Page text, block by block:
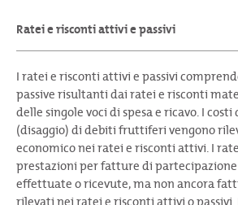
Ratei e risconti attivi e passivi
I ratei e risconti attivi e passivi
passive risultanti dai ratei e risconti
delle singole voci di spesa e ricavo. I costi
(disaggio) di debiti fruttiferi vengono
economico nei ratei e risconti attivi. I
prestazioni per fatture di
effettuate o ricevute, ma non ancora
rilevati nei ratei e risconti attivi o passivi.